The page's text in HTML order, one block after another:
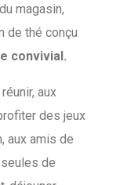
magasin,
de thé conçu
convivial.
aux
des jeux
aux amis de
de